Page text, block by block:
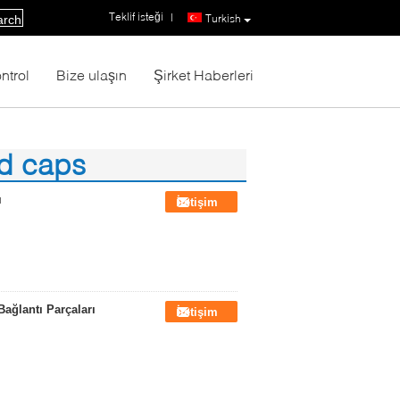
Turkish
Teklif isteği |
Bize ulaşın Şirket Haberleri
caps
İletişim
Parçaları
İletişim